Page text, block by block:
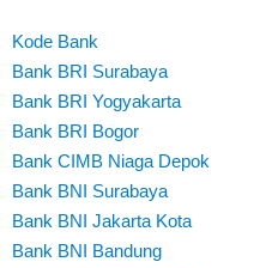
Kode Bank
Bank BRI Surabaya
Bank BRI Yogyakarta
Bank BRI Bogor
Bank CIMB Niaga Depok
Bank BNI Surabaya
Bank BNI Jakarta Kota
Bank BNI Bandung